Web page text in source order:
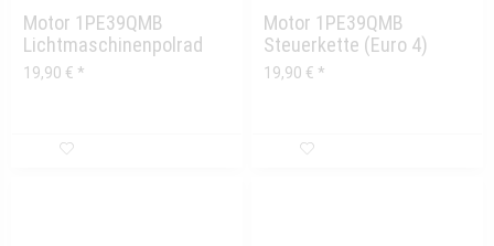
Motor 1PE39QMB
Lichtmaschinenpolrad
EFI (Euro 4)
19,90 € *
Motor 1PE39QMB
Steuerkette (Euro 4)
19,90 € *